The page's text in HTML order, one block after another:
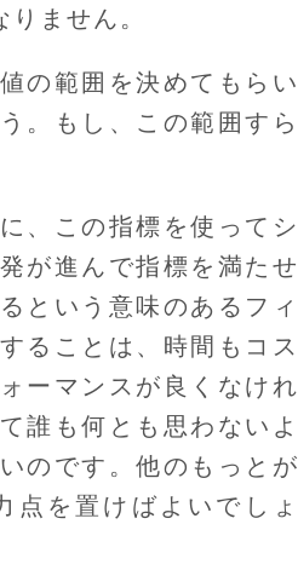
ません。
の範囲を決めてもらい
。もし、この範囲すら
、この指標を使ってシ
が進んで指標を満たせ
という意味のあるフィ
ることは、時間もコス
ーマンスが良くなけれ
誰も何とも思わないよ
のです。他のもっとが
点を置けばよいでしょ